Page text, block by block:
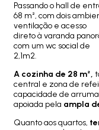
Passando o hall de
68 m², com dois
ventilação e acesso
direto à varanda
com um wc social de
2,1m2.
A cozinha de 28 m²,
central e zona de
capacidade de
apoiada pela ampla
Quanto aos quartos,